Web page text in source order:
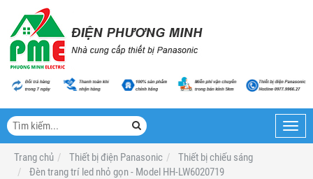
Trang chủ
Thiết bị điện Panasonic
Thiết bị chiếu sáng
Đèn trang trí led nhỏ gọn - Model HH-LW6020719